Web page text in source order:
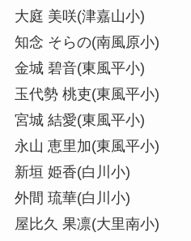
大庭 美咲(津嘉山小)
知念 そらの(南風原小)
金城 碧音(東風平小)
玉代勢 桃吏(東風平小)
宮城 結愛(東風平小)
永山 恵里加(東風平小)
新垣 姫香(白川小)
外間 琉華(白川小)
屋比久 果凛(大里南小)